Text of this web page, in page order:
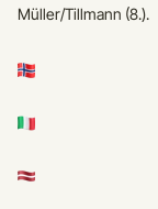
Müller/Tillmann (8.).